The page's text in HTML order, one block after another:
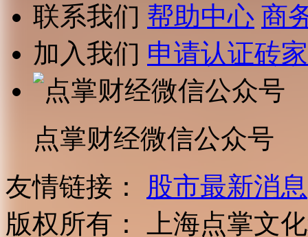
联系我们 帮助中心 商
加入我们 申请认证砖家
点掌财经微信公众号
友情链接：
股市最新消息
版权所有：
上海点掌文